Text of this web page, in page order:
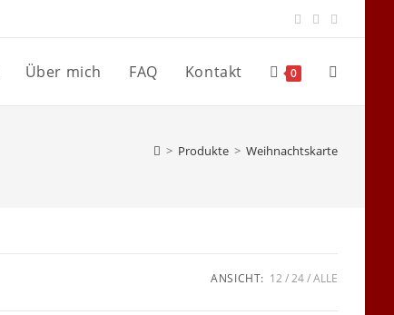
Über mich FAQ Kontakt 0 Website-
> Produkte > Weihnachtskarte
ANSICHT: 12 24 ALLE